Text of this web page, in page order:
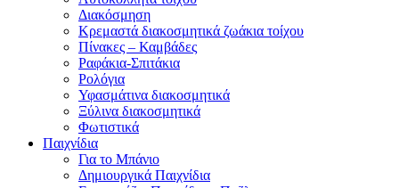
Διακόσμηση
Κρεμαστά διακοσμητικά ζωάκια τοίχου
Πίνακες – Καμβάδες
Ραφάκια-Σπιτάκια
Ρολόγια
Υφασμάτινα διακοσμητικά
Ξύλινα διακοσμητικά
Φωτιστικά
Παιχνίδια
Για το Μπάνιο
Δημιουργικά Παιχνίδια